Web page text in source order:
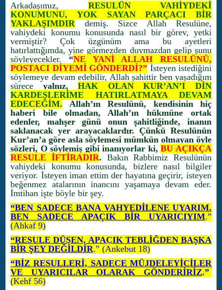
Arkadaşımız, RESULÜN VAHİYDEKİ
KONUMUNU, YOK SAYAN PARÇACI BİR
YAKLAŞIMDIR
demiş. Sizce Allah Resulüne,
vahiydeki konumu konusunda nasıl bir görev, yetki
vermiştir? Çok üzgünüm ama bu ayetleri
hatırlattığımda, yine görmezden duymazdan gelip şunu
söyleyecekler. “NE YANİ ALLAH RESULÜNÜ,
POSTACI DİYEMİ GÖNDERDİ?” İsteyen istediğini
söylemeye devam edebilir, Allah şahittir ben yaşadığım
sürece yalnız,HAK OLAN KUR’AN’I DİN
KARDEŞLERİME HATIRLATMAYA DEVAM
EDECEĞİM. Allah’ın Resulünü, kendisinin hiç
haberi bile olmadan, Allah’ın hükmüne ortak
edenler, mahşer günü onun şahitliğinde, inanın
saklanacak yer arayacaklardır. Çünkü Resulünün
Kur’an’a göre asla söylemesi mümkün olmayan öyle
sözleri, O söylemiş gibi inanıyorlar ki,BU AÇIKÇA
RESULE İFTİRADIR. Bakın Rabbimiz Resulünün
vahiydeki konumu konusunda, bizlere nasıl bilgiler
veriyor. İsteyen iman ettim der hayatına geçirir, isteyen
beğenmez atalarının inancını yaşamaya devam eder.
İmtihan işte böyle bir şey.
“BEN SADECE BANA VAHYEDİLENE UYARIM.
BEN SADECE APAÇIK BİR UYARICIYIM.”
(Ahkaf 9)
“RESULE DÜŞEN, APAÇIK TEBLİĞDEN BAŞKA
BİR ŞEY DEĞİLDİR.” (Ankebut 18)
“BİZ RESULLERİ, SADECE MÜJDELEYİCİLER
VE UYARICILAR OLARAK GÖNDERİRİZ.”
(Kehf 56)